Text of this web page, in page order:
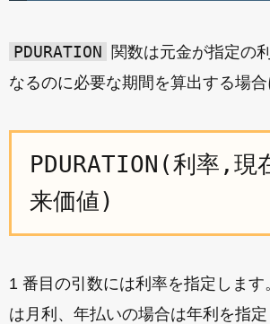
PDURATION
関数は元金が指定の
なるのに必要な期間を算出する場合
PDURATION(利率,現
来価値)
1 番目の引数には利率を指定します
は月利、年払いの場合は年利を指定